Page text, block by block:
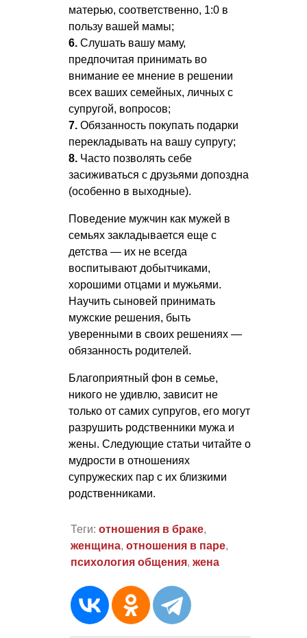
матерью, соответственно, 1:0 в
пользу вашей мамы;
6. Слушать вашу маму,
предпочитая принимать во
внимание ее мнение в решении
всех ваших семейных, личных с
супругой, вопросов;
7. Обязанность покупать подарки
перекладывать на вашу супругу;
8. Часто позволять себе
засиживаться с друзьями допоздна
(особенно в выходные).
Поведение мужчин как мужей в
семьях закладывается еще с
детства — их не всегда
воспитывают добытчиками,
хорошими отцами и мужьями.
Научить сыновей принимать
мужские решения, быть
уверенными в своих решениях —
обязанность родителей.
Благоприятный фон в семье,
никого не удивлю, зависит не
только от самих супругов, его могут
разрушить родственники мужа и
жены. Следующие статьи читайте о
мудрости в отношениях
супружеских пар с их близкими
родственниками.
Теги: отношения в браке,
женщина, отношения в паре,
психология общения, жена